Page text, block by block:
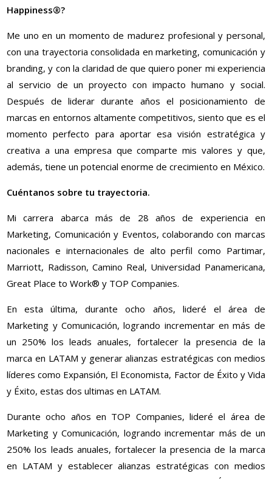
Happiness®?
Me uno en un momento de madurez profesional y personal,
con una trayectoria consolidada en marketing, comunicación y
branding, y con la claridad de que quiero poner mi experiencia
al servicio de un proyecto con impacto humano y social.
Después de liderar durante años el posicionamiento de
marcas en entornos altamente competitivos, siento que es el
momento perfecto para aportar esa visión estratégica y
creativa a una empresa que comparte mis valores y que,
además, tiene un potencial enorme de crecimiento en México.
Cuéntanos sobre tu trayectoria.
Mi carrera abarca más de 28 años de experiencia en
Marketing, Comunicación y Eventos, colaborando con marcas
nacionales e internacionales de alto perfil como Partimar,
Marriott, Radisson, Camino Real, Universidad Panamericana,
Great Place to Work®️ y TOP Companies.
En esta última, durante ocho años, lideré el área de
Marketing y Comunicación, logrando incrementar en más de
un 250% los leads anuales, fortalecer la presencia de la
marca en LATAM y generar alianzas estratégicas con medios
líderes como Expansión, El Economista, Factor de Éxito y Vida
y Éxito, estas dos ultimas en LATAM.
Durante ocho años en TOP Companies, lideré el área de
Marketing y Comunicación, logrando incrementar más de un
250% los leads anuales, fortalecer la presencia de la marca
en LATAM y establecer alianzas estratégicas con medios